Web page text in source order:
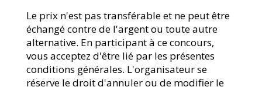
Le prix n'est pas transférable et ne peut être
échangé contre de l'argent ou toute autre
alternative. En participant à ce concours,
vous acceptez d'être lié par les présentes
conditions générales. L'organisateur se
réserve le droit d'annuler ou de modifier le